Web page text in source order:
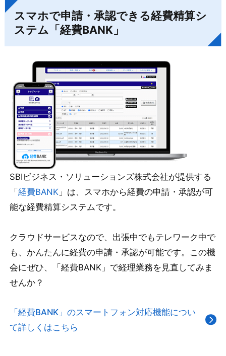
スマホで申請・承認できる経費精算シ
ステム「経費BANK」
SBIビジネス・ソリューションズ株式会社が提供する
「経費BANK 」は、スマホから経費の申請・承認が可
能な経費精算システムです。
クラウドサービスなので、出張中でもテレワーク中で
も、かんたんに経費の申請・承認が可能です。この機
会にぜひ、「経費BANK」で経理業務を見直してみま
せんか？
「経費BANK」のスマートフォン対応機能につい
て詳しくはこちら